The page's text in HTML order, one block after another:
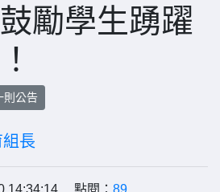
勵學生踴躍
則公告
長
14:34:14 點閱： 89